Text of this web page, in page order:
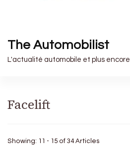
The Automobilist
L'actualité automobile et plus encore
Facelift
Showing: 11 - 15 of 34 Articles